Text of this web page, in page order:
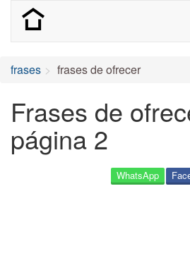
frases frases de ofrecer
Frases de
página 2
WhatsApp